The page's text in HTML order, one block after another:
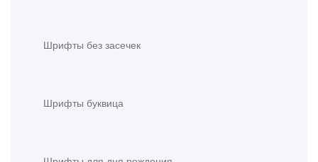
Шрифты без засечек
Шрифты буквица